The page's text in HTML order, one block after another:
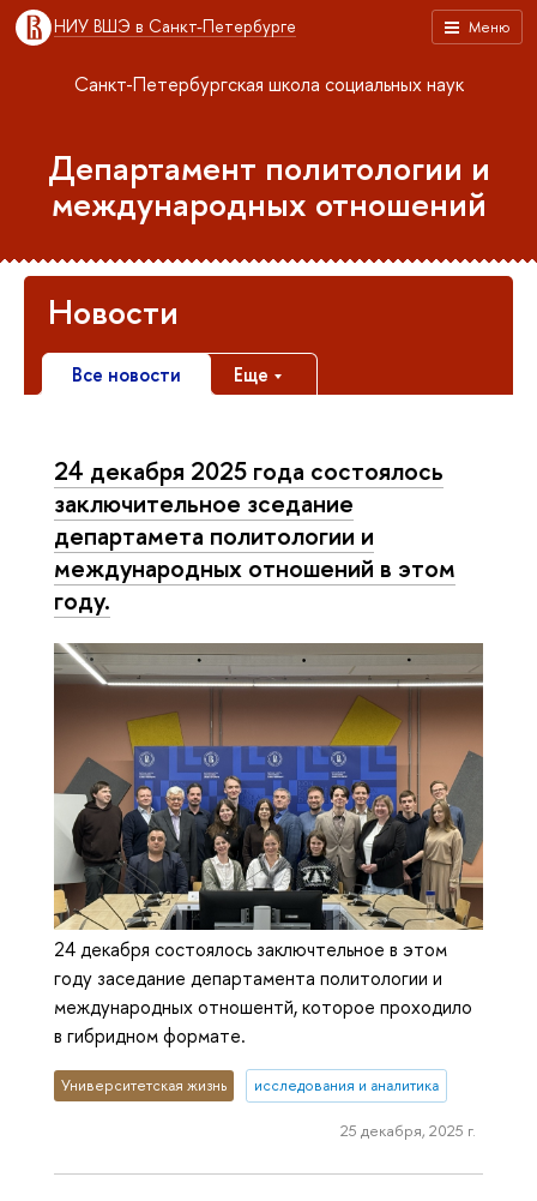
Меню
НИУ ВШЭ в Санкт-Петербурге
Санкт-Петербургская школа социальных наук
Департамент политологии и
международных отношений
Новости
Все новости Еще
24 декабря 2025 года состоялось
заключительное зседание
департамета политологии и
международных отношений в этом
году.
24 декабря состоялось заключтельное в этом
году заседание департамента политологии и
международных отношентй, которое проходило
в гибридном формате.
Университетская жизнь исследования и аналитика
25 декабря, 2025 г.